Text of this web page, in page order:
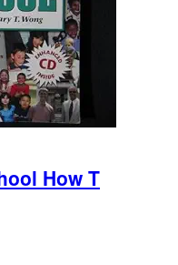
How T